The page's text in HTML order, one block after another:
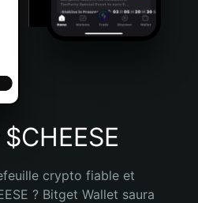
crypto fiable et
? Bitget Wallet saura